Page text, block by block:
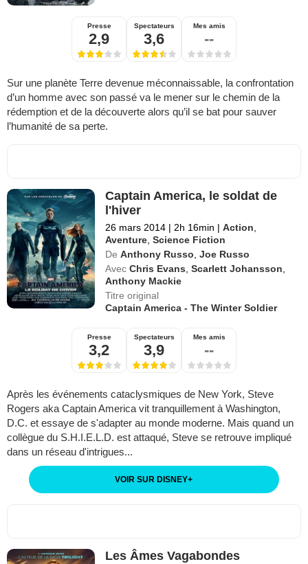
Presse
2,9
Spectateurs
3,6
Mes amis
--
Sur une planète Terre devenue méconnaissable, la confrontation
d’un homme avec son passé va le mener sur le chemin de la
rédemption et de la découverte alors qu’il se bat pour sauver
l’humanité de sa perte.
Captain America, le soldat de
l'hiver
26 mars 2014 | 2h 16min | Action
Aventure ,Science Fiction
De Anthony Russo ,Joe Russo
Avec Chris Evans ,Scarlett Johansson
Anthony Mackie
Titre original
Captain America - The Winter Soldier
Presse
3,2
Spectateurs
3,9
Mes amis
--
Après les événements cataclysmiques de New York, Steve
Rogers aka Captain America vit tranquillement à Washington,
D.C. et essaye de s'adapter au monde moderne. Mais quand un
collègue du S.H.I.E.L.D. est attaqué, Steve se retrouve impliqué
dans un réseau d'intrigues...
VOIR SUR DISNEY+
Les Âmes Vagabondes